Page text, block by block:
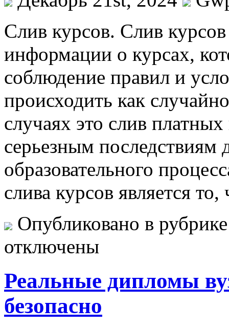
Слив курсoв. Слив
информации о курсах,
соблюдение правил и
происходить как
случаях это слив
серьезным последствиям
образовательного
слива курсов является
Опубликовано в
отключены
Реальные дипломы
безопасно